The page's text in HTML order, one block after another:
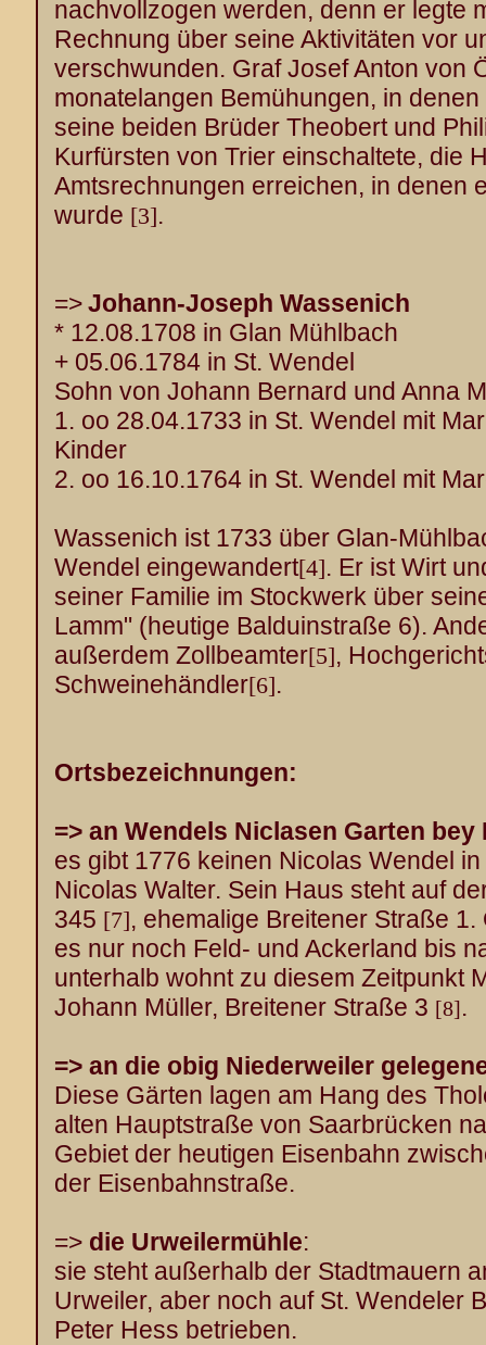
nachvollzogen werden, denn er legte
Rechnung über seine Aktivitäten vor
verschwunden. Graf Josef Anton von
monatelangen Bemühungen, in
seine beiden Brüder Theobert und
Kurfürsten von Trier einschaltete, die
Amtsrechnungen erreichen, in denen
wurde [3].
=>Johann-Joseph Wassenich
* 12.08.1708 in Glan Mühlbach
+ 05.06.1784 in St. Wendel
Sohn von Johann Bernard und Anna
1. oo 28.04.1733 in St. Wendel mit
Kinder
2. oo 16.10.1764 in St. Wendel mit
Wassenich ist 1733 über Glan-
Wendel eingewandert[4]. Er ist Wirt
seiner Familie im Stockwerk über
Lamm" (heutige Balduinstraße 6).
außerdem Zollbeamter[5],
Schweinehändler[6].
Ortsbezeichnungen:
=> an Wendels Niclasen Garten bey
es gibt 1776 keinen Nicolas Wendel
Nicolas Walter. Sein Haus steht auf
345 [7], ehemalige Breitener Straße
es nur noch Feld- und Ackerland bis
unterhalb wohnt zu diesem Zeitpunkt
Johann Müller, Breitener Straße 3 [8].
=> an die obig Niederweiler
Diese Gärten lagen am Hang des
alten Hauptstraße von Saarbrücken
Gebiet der heutigen Eisenbahn
der Eisenbahnstraße.
=> die Urweilermühle:
sie steht außerhalb der Stadtmauern
Urweiler, aber noch auf St. Wendeler
Peter Hess betrieben.